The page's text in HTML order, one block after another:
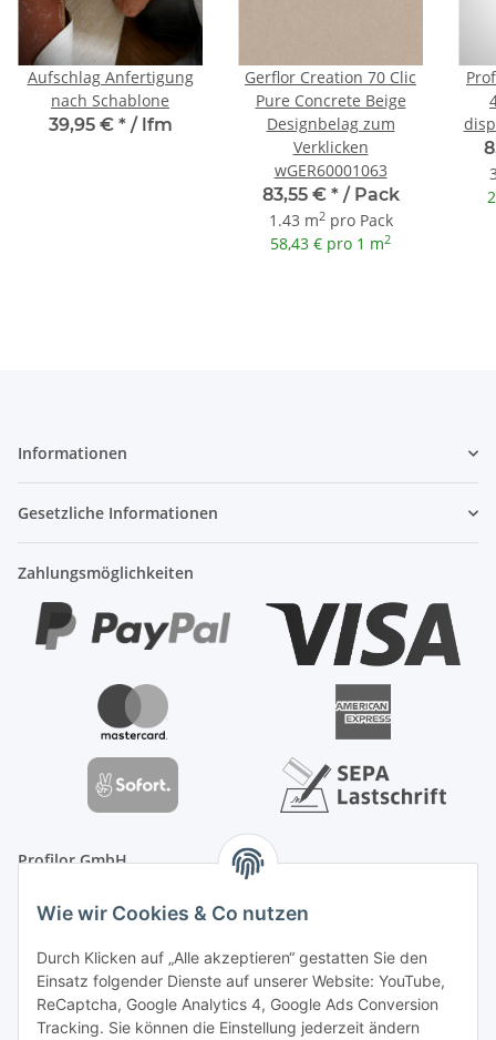
Aufschlag Anfertigung
nach Schablone
39,95 € */ lfm
Gerflor Creation 70 Clic
Pure Concrete Beige
Designbelag zum
Verklicken
wGER60001063
83,55 € */ Pack
1.43 m2pro Pack
58,43 € pro 1 m2
Informationen
Gesetzliche Informationen
Zahlungsmöglichkeiten
Profilor GmbH
OdF.Platz 2
16775 Löwenberger Land
Telefon: +49 (0) 33094-719-8719
E-Mail: info (ät) treppe99 (Punkt) de
Wie wir Cookies & Co nutzen
Durch Klicken auf „Alle akzeptieren“ gestatten Sie den
Einsatz folgender Dienste auf unserer Website: YouTube,
ReCaptcha, Google Analytics 4, Google Ads Conversion
Tracking. Sie können die Einstellung jederzeit ändern